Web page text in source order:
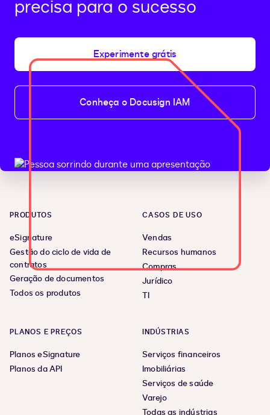
precisa para o sucesso
Experimente grátis
Conheça o Docusign IAM
PRODUTOS
eSignature
Gestão do ciclo de vida de
contratos
Geração de documentos
Todos os produtos
CASOS DE USO
Vendas
Recursos humanos
Compras
Jurídico
TI
PLANOS E PREÇOS
Planos eSignature
Planos da API
INDÚSTRIAS
Serviços financeiros
Imobiliárias
Serviços de saúde
Varejo
Todas as indústrias